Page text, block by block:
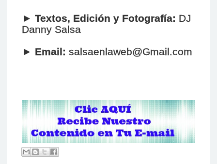
► Textos, Edición y Fotografía: DJ
Danny Salsa
► Email: salsaenlaweb@Gmail.com